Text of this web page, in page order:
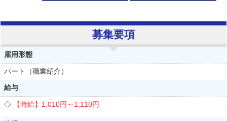
募集要項
雇用形態
パート（職業紹介）
給与
【時給】 1,010円～ 1,110円